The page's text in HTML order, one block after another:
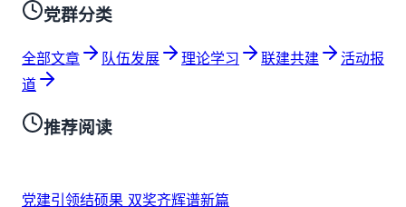
党群分类
全部文章 队伍发展 理论学习 联建共建
活动报
道
推荐阅读
党建引领结硕果 双奖齐辉谱新篇